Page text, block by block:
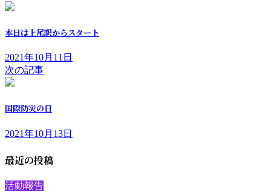
本日は上尾駅からスタート
2021年10月11日
次の記事
国際防災の日
2021年10月13日
最近の投稿
活動報告